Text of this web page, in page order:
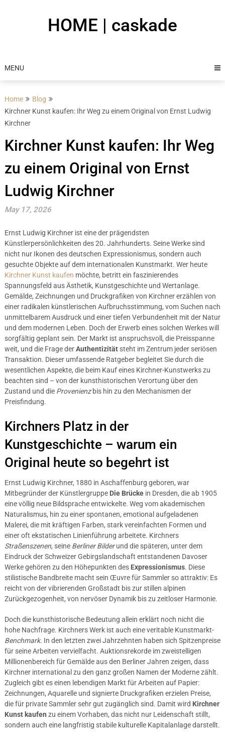
HOME | caskade
MENU
Home
Blog
Kirchner Kunst kaufen: Ihr Weg zu einem Original von Ernst Ludwig
Kirchner
Kirchner Kunst kaufen: Ihr Weg
zu einem Original von Ernst
Ludwig Kirchner
May 17, 2026
Ernst Ludwig Kirchner ist eine der prägendsten
Künstlerpersönlichkeiten des 20. Jahrhunderts. Seine Werke sind
nicht nur Ikonen des deutschen Expressionismus, sondern auch
gesuchte Objekte auf dem internationalen Kunstmarkt. Wer heute
Kirchner Kunst kaufen möchte, betritt ein faszinierendes
Spannungsfeld aus Ästhetik, Kunstgeschichte und Wertanlage.
Gemälde, Zeichnungen und Druckgrafiken von Kirchner erzählen von
einer radikalen künstlerischen Aufbruchsstimmung, vom Suchen nach
unmittelbarem Ausdruck und einer tiefen Verbundenheit mit der Natur
und dem modernen Leben. Doch der Erwerb eines solchen Werkes will
sorgfältig geplant sein. Der Markt ist anspruchsvoll, die Preisspanne
weit, und die Frage derAuthentizitätsteht im Zentrum jeder seriösen
Transaktion. Dieser umfassende Ratgeber begleitet Sie durch die
wesentlichen Aspekte, die beim Kauf eines Kirchner-Kunstwerks zu
beachten sind – von der kunsthistorischen Verortung über den
Zustand und die Provenienzbis hin zu den Mechanismen der
Preisfindung.
Kirchners Platz in der
Kunstgeschichte – warum ein
Original heute so begehrt ist
Ernst Ludwig Kirchner, 1880 in Aschaffenburg geboren, war
Mitbegründer der Künstlergruppe Die Brückein Dresden, die ab 1905
eine völlig neue Bildsprache entwickelte. Weg vom akademischen
Naturalismus, hin zu einer spontanen, emotional aufgeladenen
Malerei, die mit kräftigen Farben, stark vereinfachten Formen und
einer oft ekstatischen Linienführung arbeitete. Kirchners
Straßenszenen, seine Berliner Bilderund die späteren, unter dem
Eindruck der Schweizer Gebirgslandschaft entstandenen Davoser
Werke gehören zu den Höhepunkten des Expressionismus. Diese
stilistische Bandbreite macht sein Œuvre für Sammler so attraktiv: Es
reicht von der vibrierenden Großstadt bis zur stillen alpinen
Zurückgezogenheit, von nervöser Dynamik bis zu zeitloser Harmonie.
Doch die kunsthistorische Bedeutung allein erklärt noch nicht die
hohe Nachfrage. Kirchners Werk ist auch eine veritable Kunstmarkt-
Benchmark. In den letzten zwei Jahrzehnten haben sich Spitzenpreise
für seine Arbeiten vervielfacht. Auktionsrekorde im zweistelligen
Millionenbereich für Gemälde aus den Berliner Jahren zeigen, dass
Kirchner international zu den ganz großen Namen der Moderne zählt.
Zugleich gibt es einen lebendigen Markt für Arbeiten auf Papier:
Zeichnungen, Aquarelle und signierte Druckgrafiken erzielen Preise,
die für private Sammler sehr gut zugänglich sind. Damit wird Kirchner
Kunst kaufen zu einem Vorhaben, das nicht nur Leidenschaft stillt,
sondern auch eine langfristig stabile kulturelle Kapitalanlage darstellt.